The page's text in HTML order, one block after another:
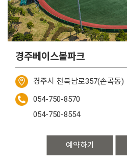
경주베이스볼파크
경주시 천북남로357(손곡동)
054-750-8570
054-750-8554
예약하기